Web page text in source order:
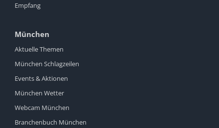
Empfang
München
Aktuelle Themen
München Schlagzeilen
Events & Aktionen
München Wetter
Webcam München
Branchenbuch München